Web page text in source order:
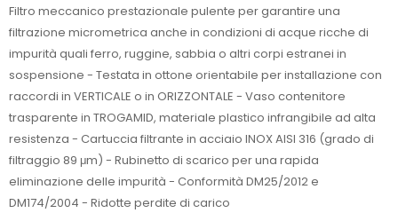
Filtro meccanico prestazionale pulente per garantire una
filtrazione micrometrica anche in condizioni di acque ricche di
impurità quali ferro, ruggine, sabbia o altri corpi estranei in
sospensione - Testata in ottone orientabile per installazione con
raccordi in VERTICALE o in ORIZZONTALE - Vaso contenitore
trasparente in TROGAMID, materiale plastico infrangibile ad alta
resistenza - Cartuccia filtrante in acciaio INOX AISI 316 (grado di
filtraggio 89 μm) - Rubinetto di scarico per una rapida
eliminazione delle impurità - Conformità DM25/2012 e
DM174/2004 - Ridotte perdite di carico